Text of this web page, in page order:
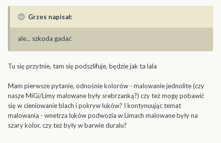
Grzes napisał:
ale... szkoda gadać
Tu się przytnie, tam się podszlifuje, będzie jak ta lala
Mam pierwsze pytanie, odnośnie kolorów - malowanie jednolite (czy
nasze MiGi/Limy malowane były srebrzanką?) czy też mogę pobawić
się w cieniowanie blach i pokryw luków? I kontynuując temat
malowania - wnetrza luków podwozia w Limach malowane były na
szary kolor, czy też były w barwie duralu?